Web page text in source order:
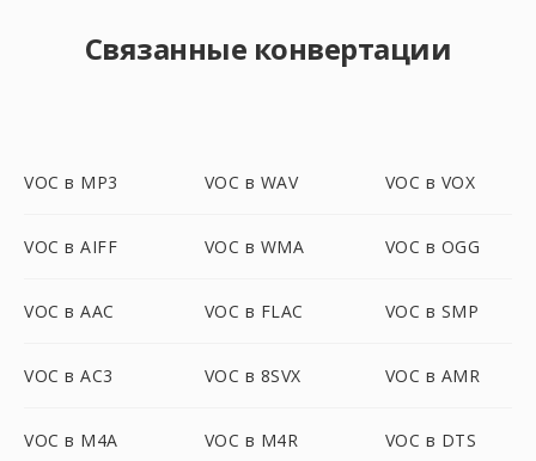
Связанные конвертации
VOC в MP3 VOC в WAV VOC в VOX
VOC в AIFF VOC в WMA VOC в OGG
VOC в AAC VOC в FLAC VOC в SMP
VOC в AC3 VOC в 8SVX VOC в AMR
VOC в M4A VOC в M4R VOC в DTS